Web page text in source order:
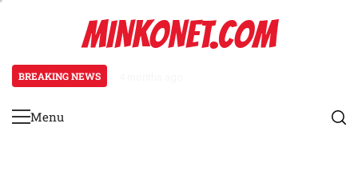
MINKONET.COM
BREAKING NEWS
Primary
Menu